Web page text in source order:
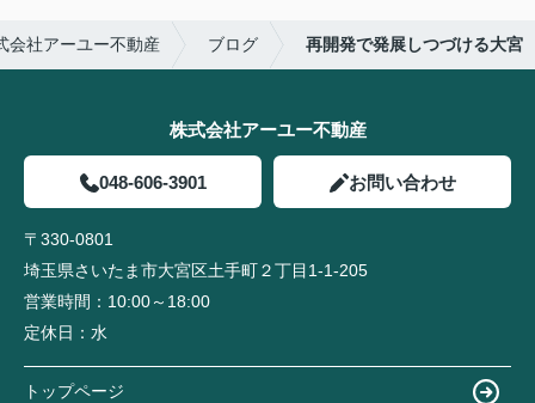
会社アーユー不動産 ブログ 再開発で発展しつづける大宮
株式会社アーユー不動産
048-606-3901 お問い合わせ
〒330-0801
埼玉県さいたま市大宮区土手町２丁目1-1-205
営業時間： 10:00～18:00
定休日： 水
トップページ